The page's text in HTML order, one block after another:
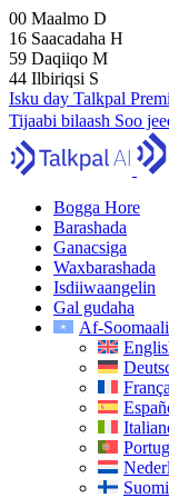
00 Maalmo D
16 Saacadaha H
59 Daqiiqo M
43 Ilbiriqsi S
Isku day Talkpal
Tijaabi bilaash Soo
Bogga Hore
Barashada
Ganacsiga
Waxbarashada
Isdiiwaangelin
Gal gudaha
Af-Soomaali
Suomi